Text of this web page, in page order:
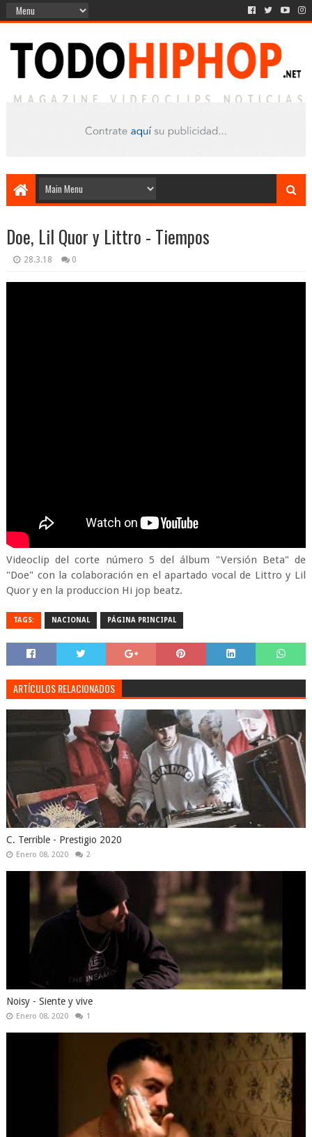
Doe, Lil Quor y Littro - Tiempos
28.3.18 0
Videoclip del corte número 5 del álbum "Versión Beta" de
"Doe" con la colaboración en el apartado vocal de Littro y Lil
Quor y en la produccion Hi jop beatz.
TAGS: NACIONAL PÁGINA PRINCIPAL
ARTÍCULOS RELACIONADOS
C. Terrible - Prestigio 2020
Enero 08, 2020 2
Noisy - Siente y vive
Enero 08, 2020 1